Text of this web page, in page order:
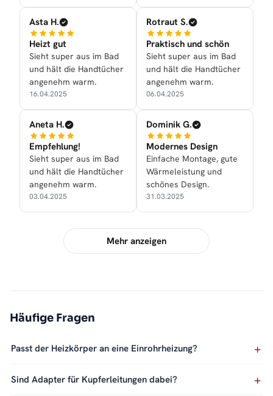
Asta H.
Heizt gut
Sieht super aus im Bad
und hält die Handtücher
angenehm warm.
16.04.2025
Aneta H.
Empfehlung!
Sieht super aus im Bad
und hält die Handtücher
angenehm warm.
03.04.2025
Rotraut S.
Praktisch und schön
Sieht super aus im Bad
und hält die Handtücher
angenehm warm.
06.04.2025
Dominik G.
Modernes Design
Einfache Montage, gute
Wärmeleistung und
schönes Design.
31.03.2025
Mehr anzeigen
Häufige Fragen
Passt der Heizkörper an eine Einrohrheizung?
Sind Adapter für Kupferleitungen dabei?